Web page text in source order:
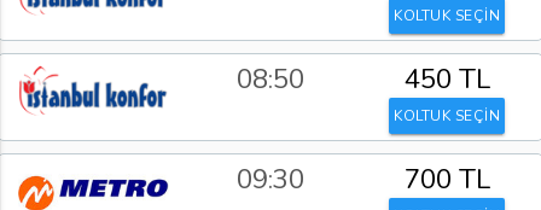
KOLTUK SEÇİN
08:50 450 TL
KOLTUK SEÇİN
09:30 700 TL